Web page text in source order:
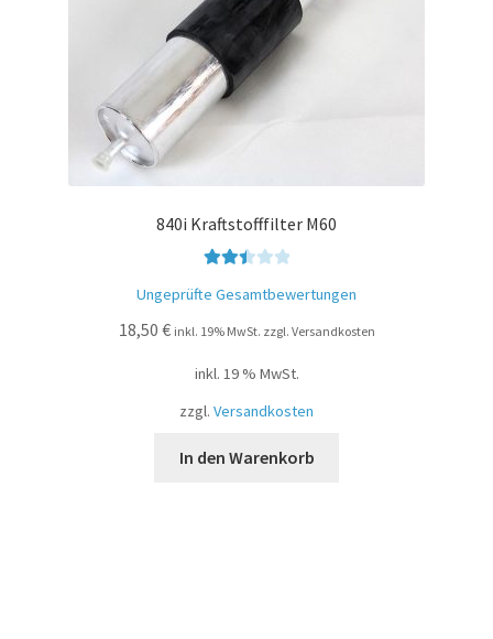
840i Kraftstofffilter M60
tet mit
2.49
Ungeprüfte Gesamtbewertungen
18,50 € inkl. 19% MwSt. zzgl. Versandkosten
inkl. 19 % MwSt.
zzgl. Versandkosten
In den Warenkorb